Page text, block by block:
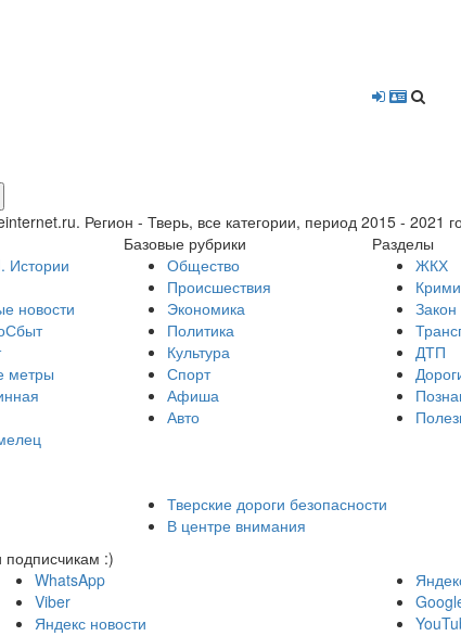
Регион - Тверь, все категории, период 2015 - 2021
Истории
новости
метры
Базовые рубрики
Общество
Происшествия
Экономика
Политика
Культура
Спорт
Афиша
Авто
Разделы
ЖКХ
ДТП
Тверские дороги безопасности
В центре внимания
:)
WhatsApp
Viber
Яндекс новости